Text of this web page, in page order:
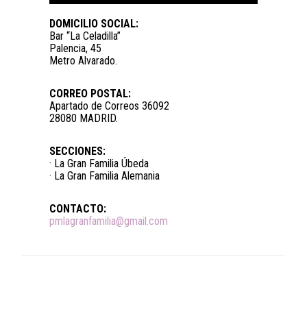
DOMICILIO SOCIAL:
Bar “La Celadilla”
Palencia, 45
Metro Alvarado.
CORREO POSTAL:
Apartado de Correos 36092
28080 MADRID.
SECCIONES:
· La Gran Familia Úbeda
· La Gran Familia Alemania
CONTACTO:
pmlagranfamilia@gmail.com